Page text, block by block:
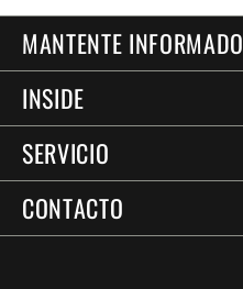
MANTENTE INFORMADO
INSIDE
SERVICIO
CONTACTO